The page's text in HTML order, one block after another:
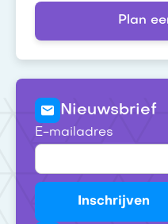
Plan
Nieuwsbrief
E-mailadres